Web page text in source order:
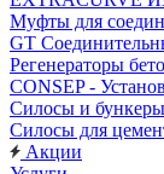
Муфты для
GT
Регенераторы
CONSEP -
Силосы и
Силосы для
Акции